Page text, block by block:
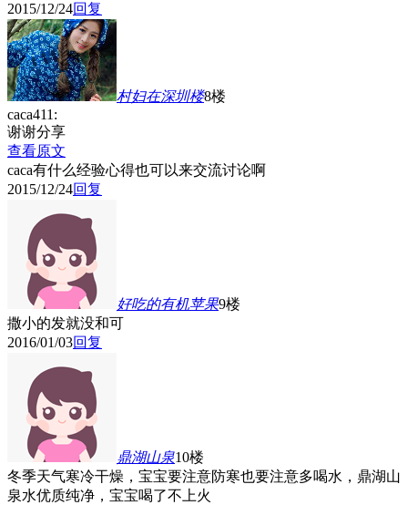
2015/12/24回复
村妇在深圳楼8楼
caca411:
谢谢分享
查看原文
caca有什么经验心得也可以来交流讨论啊
2015/12/24回复
好吃的有机苹果9楼
撒小的发就没和可
2016/01/03回复
鼎湖山泉10楼
冬季天气寒冷干燥，宝宝要注意防寒也要注意多喝水，鼎湖山
泉水优质纯净，宝宝喝了不上火